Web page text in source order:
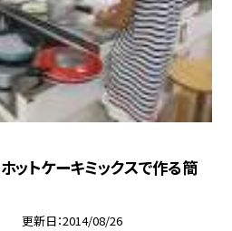
トケーキミックスで作る簡
更新日 2014/08/26